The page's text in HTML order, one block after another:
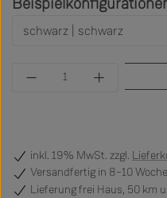
Produkt Anzahl:
inkl. 19% MwSt. zzgl.
Versandfertig in 8–10
Lieferung frei Haus, 50 km